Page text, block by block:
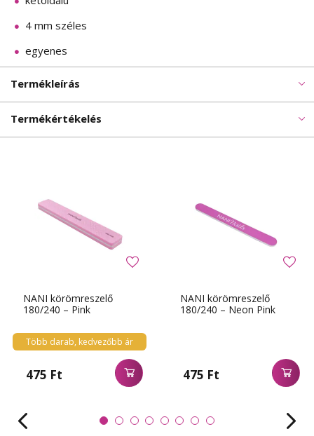
4 mm széles
egyenes
Termékleírás
Termékértékelés
NANI körömreszelő
180/240 – Pink
Több darab, kedvezőbb ár
475 Ft
NANI körömreszelő
180/240 – Neon Pink
475 Ft